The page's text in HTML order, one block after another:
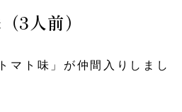
3人前）
マト味」が仲間入りしまし